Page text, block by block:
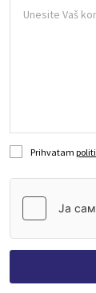
Prihvatam